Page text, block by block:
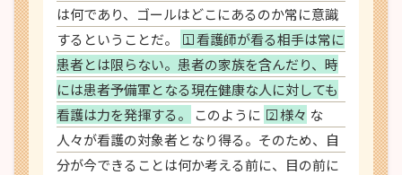
は何であり、ゴールはどこにあるのか常に意識
するということだ。
1 看護師が看る相手は常に
患者とは限らない。患者の家族を含んだり、時
には患者予備軍となる現在健康な人に対しても
看護は力を発揮する。
このように 2 様々 な
人々が看護の対象者となり得る。そのため、自
分が今できることは何か考える前に、目の前に